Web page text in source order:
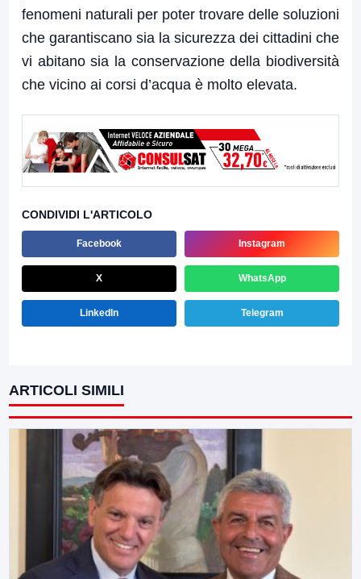
fenomeni naturali per poter trovare delle soluzioni
che garantiscano sia la sicurezza dei cittadini che
vi abitano sia la conservazione della biodiversità
che vicino ai corsi d’acqua è molto elevata.
CONDIVIDI L'ARTICOLO
Facebook Instagram
X WhatsApp
LinkedIn Telegram
ARTICOLI SIMILI